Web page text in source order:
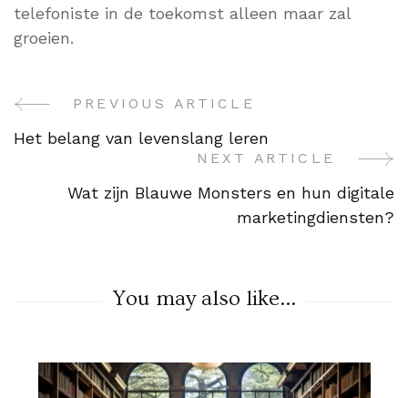
telefoniste in de toekomst alleen maar zal
groeien.
PostPREVIOUS ARTICLE
Het belang van levenslang leren
NEXT ARTICLE
Wat zijn Blauwe Monsters en hun digitale
marketingdiensten?
You may also like...